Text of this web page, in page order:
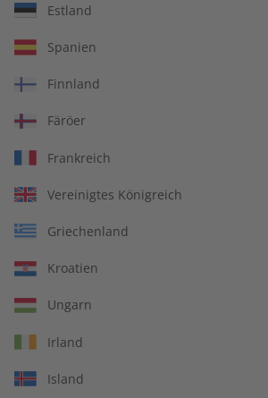
Jahrgang 2025
€ 149,90
écoute Übungsheft
Estland
Spanien
Finnland
Färöer
Frankreich
Vereinigtes Königreich
Griechenland
Kroatien
Ungarn
Irland
Island